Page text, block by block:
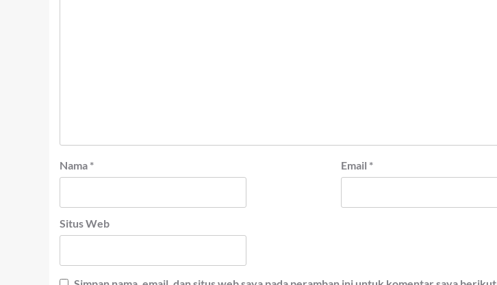
Nama * Email *
Situs Web